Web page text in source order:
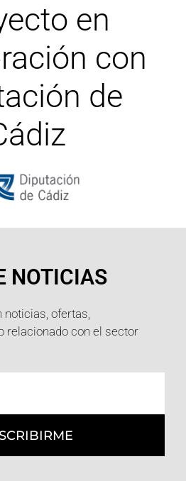
en
con
de
NOTICIAS
noticias, ofertas,
relacionado con el sector